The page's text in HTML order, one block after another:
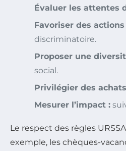
Évaluer les attentes
Favoriser des
discriminatoire.
Proposer une
social.
Privilégier des
Mesurer l’impact :
Le respect des règles
exemple, les chèques-